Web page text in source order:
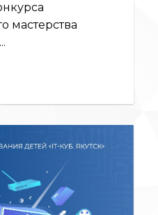
мастерства